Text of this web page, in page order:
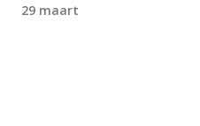
29 maart